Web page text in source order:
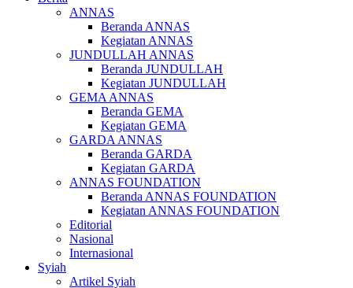
ANNAS
Beranda ANNAS
Kegiatan ANNAS
JUNDULLAH ANNAS
Beranda JUNDULLAH
Kegiatan JUNDULLAH
GEMA ANNAS
Beranda GEMA
Kegiatan GEMA
GARDA ANNAS
Beranda GARDA
Kegiatan GARDA
ANNAS FOUNDATION
Beranda ANNAS FOUNDATION
Kegiatan ANNAS FOUNDATION
Editorial
Nasional
Internasional
Syiah
Artikel Syiah